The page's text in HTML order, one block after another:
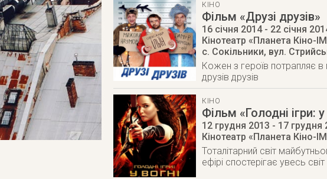
КІНО
Фільм «Друзі друзів»
16 січня 2014- 22 січня
Кінотеатр «Планета Кіно-
с. Сокільники, вул.
Кожен з героїв потрапляє в
друзів друзів
КІНО
Фільм «Голоднi iгри: у
12 грудня 2013 - 17 грудня
Кінотеатр «Планета Кіно-
Тоталітарний світ
ефірі спостерігає увесь світ